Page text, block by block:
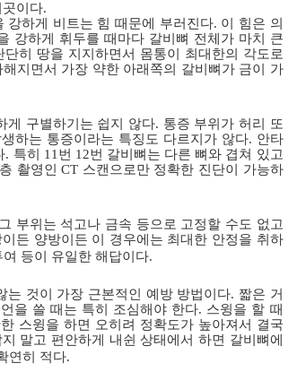
이다.
강하게 비트는 힘 때문에 부러진다. 이 힘은 의
강하게 휘두를 때마다 갈비뼈 전체가 마치 큰
단히 땅을 지지하면서 몸통이 최대한의 각도로
지면서 가장 약한 아래쪽의 갈비뼈가 금이 가
게 구별하기는 쉽지 않다. 통증 부위가 허리 또
하는 통증이라는 특징도 다르지가 않다. 안타
. 특히 11 번 12번 갈비뼈는 다른 뼈와 겹쳐 있고
촬영인 CT 스캔으로만 정확한 진단이 가능하
그 부위는 석고나 금속 등으로 고정할 수도 없고
이든 양방이든 이 경우에는 최대한 안정을 취하
등이 유일한 해답이다.
는 것이 가장 근본적인 예방 방법이다. 짧은 거
을 쓸 때는 특히 조심해야 한다. 스윙을 할 때
스윙을 하면 오히려 정확도가 높아져서 결국
말고 편안하게 내쉰 상태에서 하면 갈비뼈에
연히 적다.